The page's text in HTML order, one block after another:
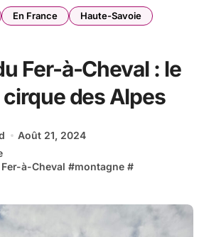
En France
Haute-Savoie
Fer-à-Cheval : le
des Alpes
Août 21, 2024
à-Cheval #montagne #